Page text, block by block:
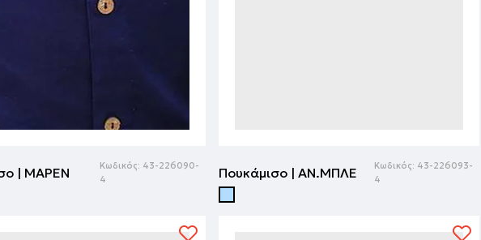
| ΜΑΡΕΝ Κωδικός: 43-226090-
4
Πουκάμισο | ΑΝ.ΜΠΛΕ Κωδικός: 43-226093-
4